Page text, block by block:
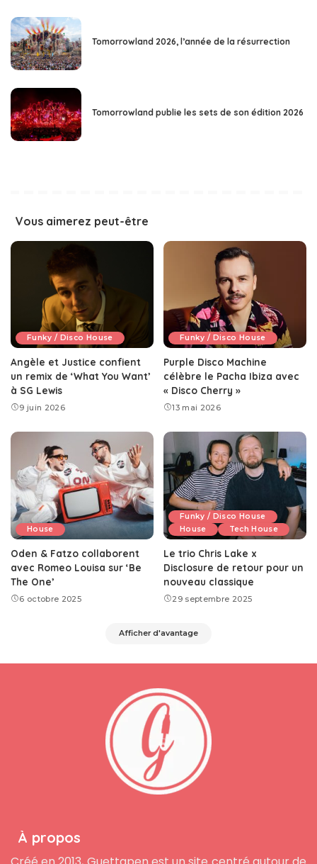
Tomorrowland 2026, l’année de la résurrection
Tomorrowland publie les sets de son édition 2026
Vous aimerez peut-être
Funky / Disco House
Angèle et Justice confient
un remix de ‘What You Want’
à SG Lewis
9 juin 2026
Funky / Disco House
Purple Disco Machine
célèbre le Pacha Ibiza avec
« Disco Cherry »
13 mai 2026
House
Oden & Fatzo collaborent
avec Romeo Louisa sur ‘Be
The One’
6 octobre 2025
Funky / Disco House
House
Tech House
Le trio Chris Lake x
Disclosure de retour pour un
nouveau classique
29 septembre 2025
Afficher d'avantage
À propos